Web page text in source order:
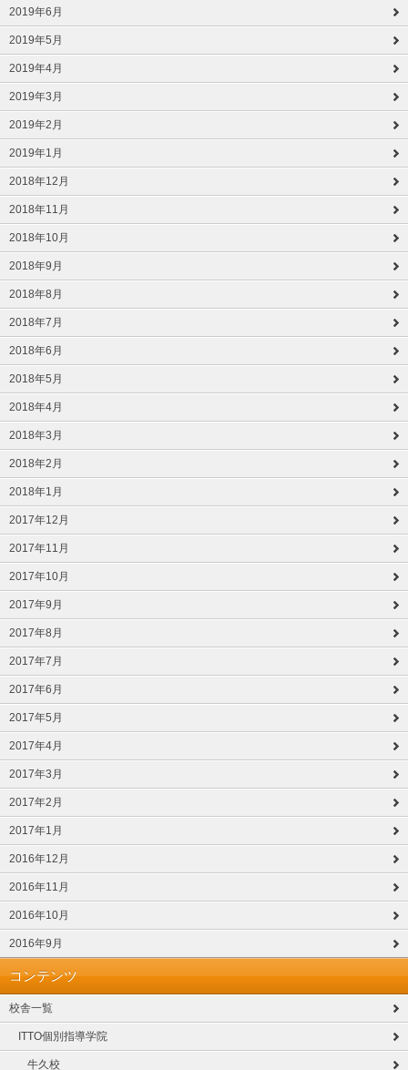
2019年6月
2019年5月
2019年4月
2019年3月
2019年2月
2019年1月
2018年12月
2018年11月
2018年10月
2018年9月
2018年8月
2018年7月
2018年6月
2018年5月
2018年4月
2018年3月
2018年2月
2018年1月
2017年12月
2017年11月
2017年10月
2017年9月
2017年8月
2017年7月
2017年6月
2017年5月
2017年4月
2017年3月
2017年2月
2017年1月
2016年12月
2016年11月
2016年10月
2016年9月
コンテンツ
校舎一覧
ITTO個別指導学院
牛久校